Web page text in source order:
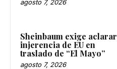
agosto 7, 2026
Sheinbaum exige aclarar
injerencia de EU en
traslado de “El Mayo”
agosto 7, 2026